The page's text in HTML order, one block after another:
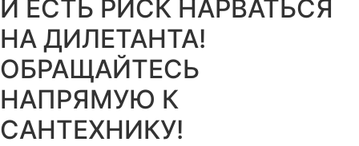
И ЕСТЬ РИСК НАРВАТЬСЯ
НА ДИЛЕТАНТА!
ОБРАЩАЙТЕСЬ
НАПРЯМУЮ К
САНТЕХНИКУ!